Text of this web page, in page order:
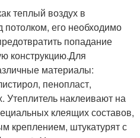
теплый воздух в
его необходимо
попадание
конструкцию.Для
материалы:
пенопласт,
Утеплитель наклеивают на
клеящих составов,
креплением, штукатурят с